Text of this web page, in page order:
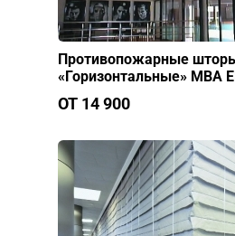
Противопожарные
«Горизонтальные» МВА
ОТ 14 900